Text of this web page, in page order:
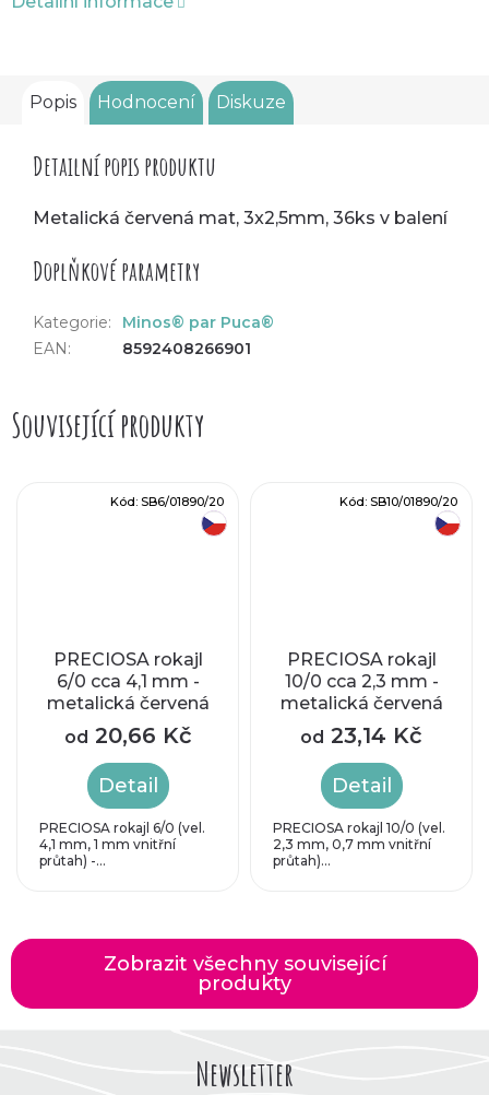
Popis Hodnocení Diskuze
Detailní popis produktu
Metalická červená mat, 3x2,5mm, 36ks v balení
Doplňkové parametry
Kategorie:
Minos® par Puca®
EAN: 8592408266901
Související produkty
PRECIOSA rokajl
6/0 cca 4,1 mm -
metalická červená
mat
od 20,66 Kč
Detail
PRECIOSA rokajl 6/0 (vel.
4,1 mm, 1 mm vnitřní
průtah) -...
Kód: SB6/01890/20
PRECIOSA rokajl
10/0 cca 2,3 mm -
metalická červená
mat
od 23,14 Kč
Detail
PRECIOSA rokajl 10/0 (vel.
2,3 mm, 0,7 mm vnitřní
průtah)...
Kód: SB10/01890/20
Zobrazit všechny související
produkty
Newsletter